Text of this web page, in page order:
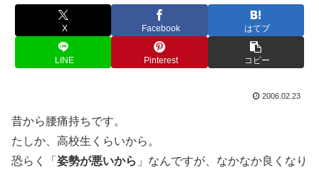
X Facebook はてブ
LINE Pinterest コピー
2006.02.23
昔から腰痛持ちです。
たしか、高校生くらいから。
恐らく「 姿勢が悪いから 」なんですが、なかなか良くなり